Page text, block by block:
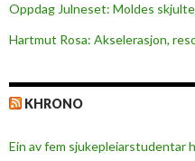
z
z
c
c
Oppdag Julneset: Moldes
Hartmut Rosa: Akselerasjon,
KHRONO
Ein av fem sjukepleiar­studentar